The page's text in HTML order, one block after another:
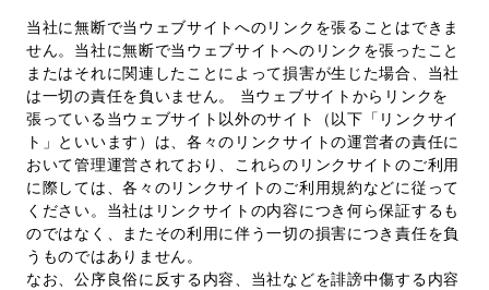
当社に無断で当ウェブサイトへのリンクを張ることはできま
せん。当社に無断で当ウェブサイトへのリンクを張ったこと
またはそれに関連したことによって損害が生じた場合、当社
は一切の責任を負いません。 当ウェブサイトからリンクを
張っている当ウェブサイト以外のサイト（以下「リンクサイ
ト」といいます）は、各々のリンクサイトの運営者の責任に
おいて管理運営されており、これらのリンクサイトのご利用
に際しては、各々のリンクサイトのご利用規約などに従って
ください。当社はリンクサイトの内容につき何ら保証するも
のではなく、またその利用に伴う一切の損害につき責任を負
うものではありません。
なお、公序良俗に反する内容、当社などを誹謗中傷する内容